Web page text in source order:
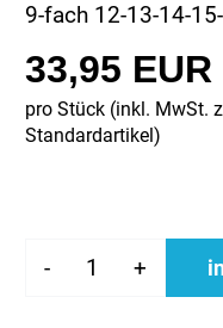
9-fach 12-13-14-
33,95 EUR
pro Stück (inkl. MwSt.
Standardartikel)
- +